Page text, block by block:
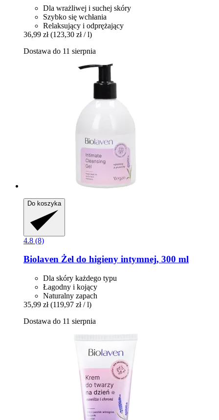
Dla wrażliwej i suchej skóry
Szybko się wchłania
Relaksujący i odprężający
36,99 zł (123,30 zł / l)
Dostawa do 11 sierpnia
Do koszyka
4.8 (8)
Biolaven Żel do higieny intymnej, 300 ml
Dla skóry każdego typu
Łagodny i kojący
Naturalny zapach
35,99 zł (119,97 zł / l)
Dostawa do 11 sierpnia